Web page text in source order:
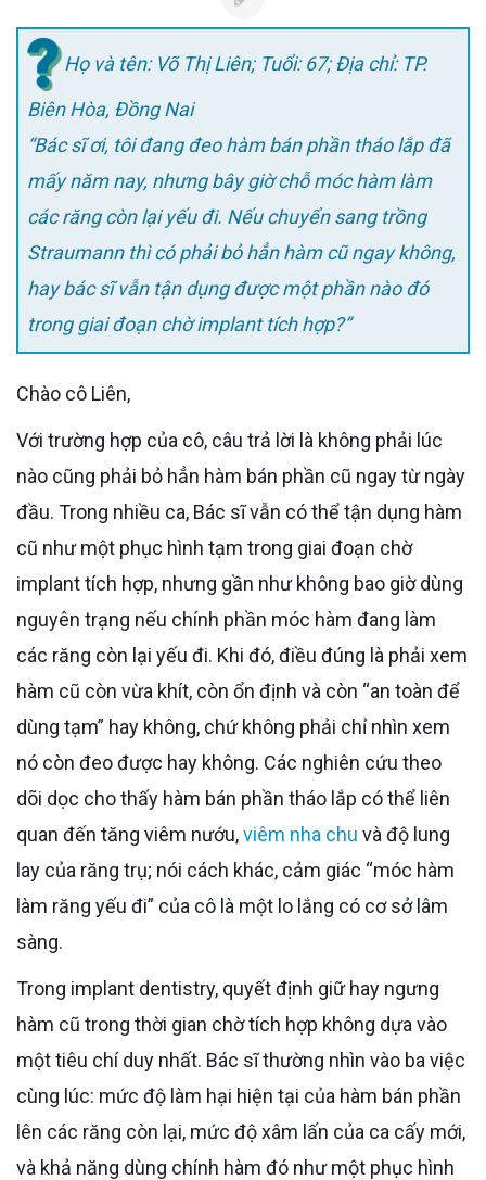
Họ và tên: Võ Thị Liên; Tuổi: 67; Địa chỉ: TP.
Biên Hòa, Đồng Nai
“Bác sĩ ơi, tôi đang đeo hàm bán phần tháo lắp đã
mấy năm nay, nhưng bây giờ chỗ móc hàm làm
các răng còn lại yếu đi. Nếu chuyển sang trồng
Straumann thì có phải bỏ hẳn hàm cũ ngay không,
hay bác sĩ vẫn tận dụng được một phần nào đó
trong giai đoạn chờ implant tích hợp?”
Chào cô Liên,
Với trường hợp của cô, câu trả lời là không phải lúc
nào cũng phải bỏ hẳn hàm bán phần cũ ngay từ ngày
đầu. Trong nhiều ca, Bác sĩ vẫn có thể tận dụng hàm
cũ như một phục hình tạm trong giai đoạn chờ
implant tích hợp, nhưng gần như không bao giờ dùng
nguyên trạng nếu chính phần móc hàm đang làm
các răng còn lại yếu đi. Khi đó, điều đúng là phải xem
hàm cũ còn vừa khít, còn ổn định và còn “an toàn để
dùng tạm” hay không, chứ không phải chỉ nhìn xem
nó còn đeo được hay không. Các nghiên cứu theo
dõi dọc cho thấy hàm bán phần tháo lắp có thể liên
quan đến tăng viêm nướu,viêm nha chu và độ lung
lay của răng trụ; nói cách khác, cảm giác “móc hàm
làm răng yếu đi” của cô là một lo lắng có cơ sở lâm
sàng.
Trong implant dentistry, quyết định giữ hay ngưng
hàm cũ trong thời gian chờ tích hợp không dựa vào
một tiêu chí duy nhất. Bác sĩ thường nhìn vào ba việc
cùng lúc: mức độ làm hại hiện tại của hàm bán phần
lên các răng còn lại, mức độ xâm lấn của ca cấy mới,
và khả năng dùng chính hàm đó như một phục hình